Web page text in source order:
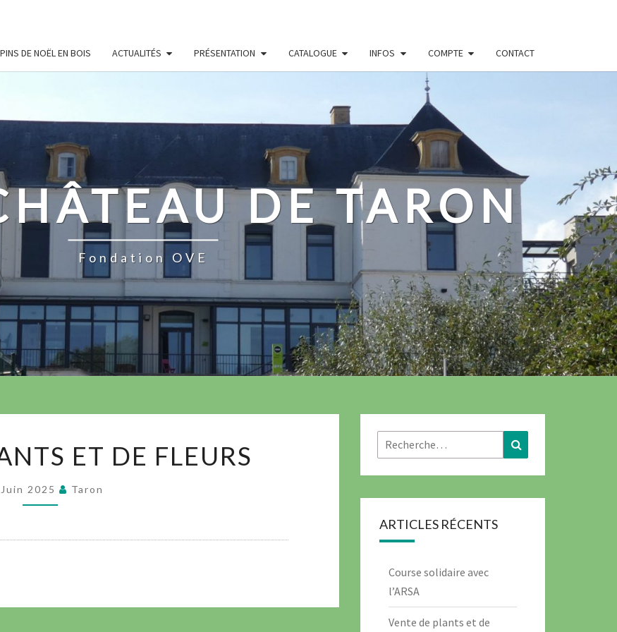
DE NOËL EN BOIS ACTUALITÉS PRÉSENTATION CATALOGUE INFOS COMPTE CONTACT
DE TARON
Fondation OVE
DE
FLEURS
ET DE FLEURS
2025 Taron
Rechercher :
ARTICLES RÉCENTS
Course solidaire avec
l’ARSA
Vente de plants et de